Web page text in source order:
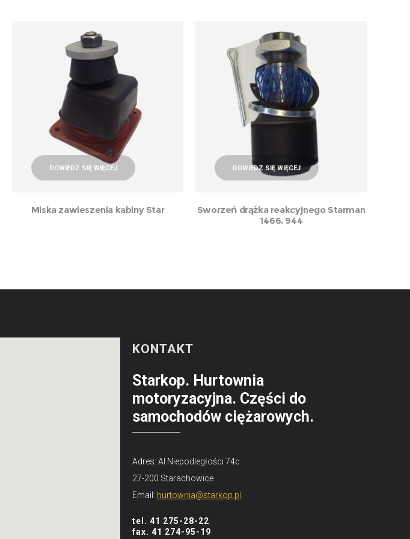
DOWIEDZ SIĘ WIĘCEJ
Miska zawieszenia kabiny Star
DOWIEDZ SIĘ WIĘCEJ
Sworzeń drążka reakcyjnego Starman
1466, 944
KONTAKT
Starkop. Hurtownia
motoryzacyjna. Części do
samochodów ciężarowych.
Adres: Al.Niepodległości 74c
27-200 Starachowice
Email: hurtownia@starkop.pl
tel. 41 275-28-22
fax. 41 274-95-19